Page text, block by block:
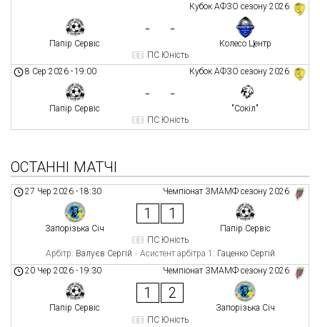
Кубок АФЗО сезону 2026
Папір Сервіс
- -
Колесо Центр
ПС Юність
Кубок АФЗО сезону 2026
8 Сер 2026 -19:00
Папір Сервіс
- -
"Сокіл"
ПС Юність
ОСТАННІ МАТЧІ
Чемпіонат ЗМАМФ сезону 2026
27 Чер 2026 -18:30
Запорізька Січ
1 1
Папір Сервіс
ПС Юність
Арбітр: Валуєв Сергій Асистент арбітра 1: Гаценко Сергій
Чемпіонат ЗМАМФ сезону 2026
20 Чер 2026 -19:30
Папір Сервіс
1 2
Запорізька Січ
ПС Юність